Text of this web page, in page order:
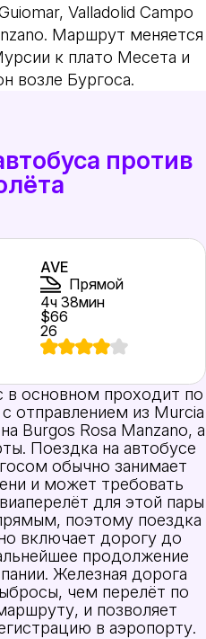
Valladolid Campo
Маршрут меняется
к плато Месета и
возле Бургоса.
против
AVE
Прямой
4ч 38мин
$66
26
основном проходит по
отправлением из Murcia
Burgos Rosa Manzano, а
Поездка на автобусе
обычно занимает
и может требовать
для этой пары
поэтому поездка
включает дорогу до
продолжение
Железная дорога
чем перелёт по
и позволяет
в аэропорту.